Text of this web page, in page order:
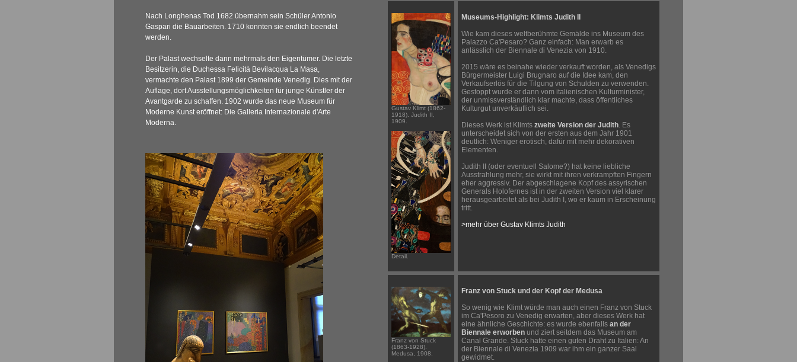
Nach Longhenas Tod 1682 übernahm sein Schüler Antonio
Gaspari die Bauarbeiten. 1710 konnten sie endlich beendet
werden.
Der Palast wechselte dann mehrmals den Eigentümer. Die letzte
Besitzerin, die Duchessa Felicità Bevilacqua La Masa,
vermachte den Palast 1899 der Gemeinde Venedig. Dies mit der
Auflage, dort Ausstellungsmöglichkeiten für junge Künstler der
Avantgarde zu schaffen. 1902 wurde das neue Museum für
Moderne Kunst eröffnet: Die Galleria Internazionale d'Arte
Moderna.
Gustav Klimt (1862-
1918). Judith II,
1909.
Detail.
Museums-Highlight: Klimts Judith II
Wie kam dieses weltberühmte Gemälde ins Museum des
Palazzo Ca'Pesaro? Ganz einfach: Man erwarb es
anlässlich der Biennale di Venezia von 1910.
2015 wäre es beinahe wieder verkauft worden, als Venedigs
Bürgermeister Luigi Brugnaro auf die Idee kam, den
Verkaufserlös für die Tilgung von Schulden zu verwenden.
Gestoppt wurde er dann vom italienischen Kulturminister,
der unmissverständlich klar machte, dass öffentliches
Kulturgut unverkäuflich sei.
Dieses Werk ist Klimts zweite Version der Judith. Es
unterscheidet sich von der ersten aus dem Jahr 1901
deutlich: Weniger erotisch, dafür mit mehr dekorativen
Elementen.
Judith II (oder eventuell Salome?) hat keine liebliche
Ausstrahlung mehr, sie wirkt mit ihren verkrampften Fingern
eher aggressiv. Der abgeschlagene Kopf des assyrischen
Generals Holofernes ist in der zweiten Version viel klarer
herausgearbeitet als bei Judith I, wo er kaum in Erscheinung
tritt.
>mehr über Gustav Klimts Judith
Franz von Stuck
(1863-1928).
Medusa, 1908.
Franz von Stuck und der Kopf der Medusa
So wenig wie Klimt würde man auch einen Franz von Stuck
im Ca'Pesoro zu Venedig erwarten, aber dieses Werk hat
eine ähnliche Geschichte: es wurde ebenfalls an der
Biennale erworben und ziert seitdem das Museum am
Canal Grande. Stuck hatte einen guten Draht zu Italien: An
der Biennale di Venezia 1909 war ihm ein ganzer Saal
gewidmet.